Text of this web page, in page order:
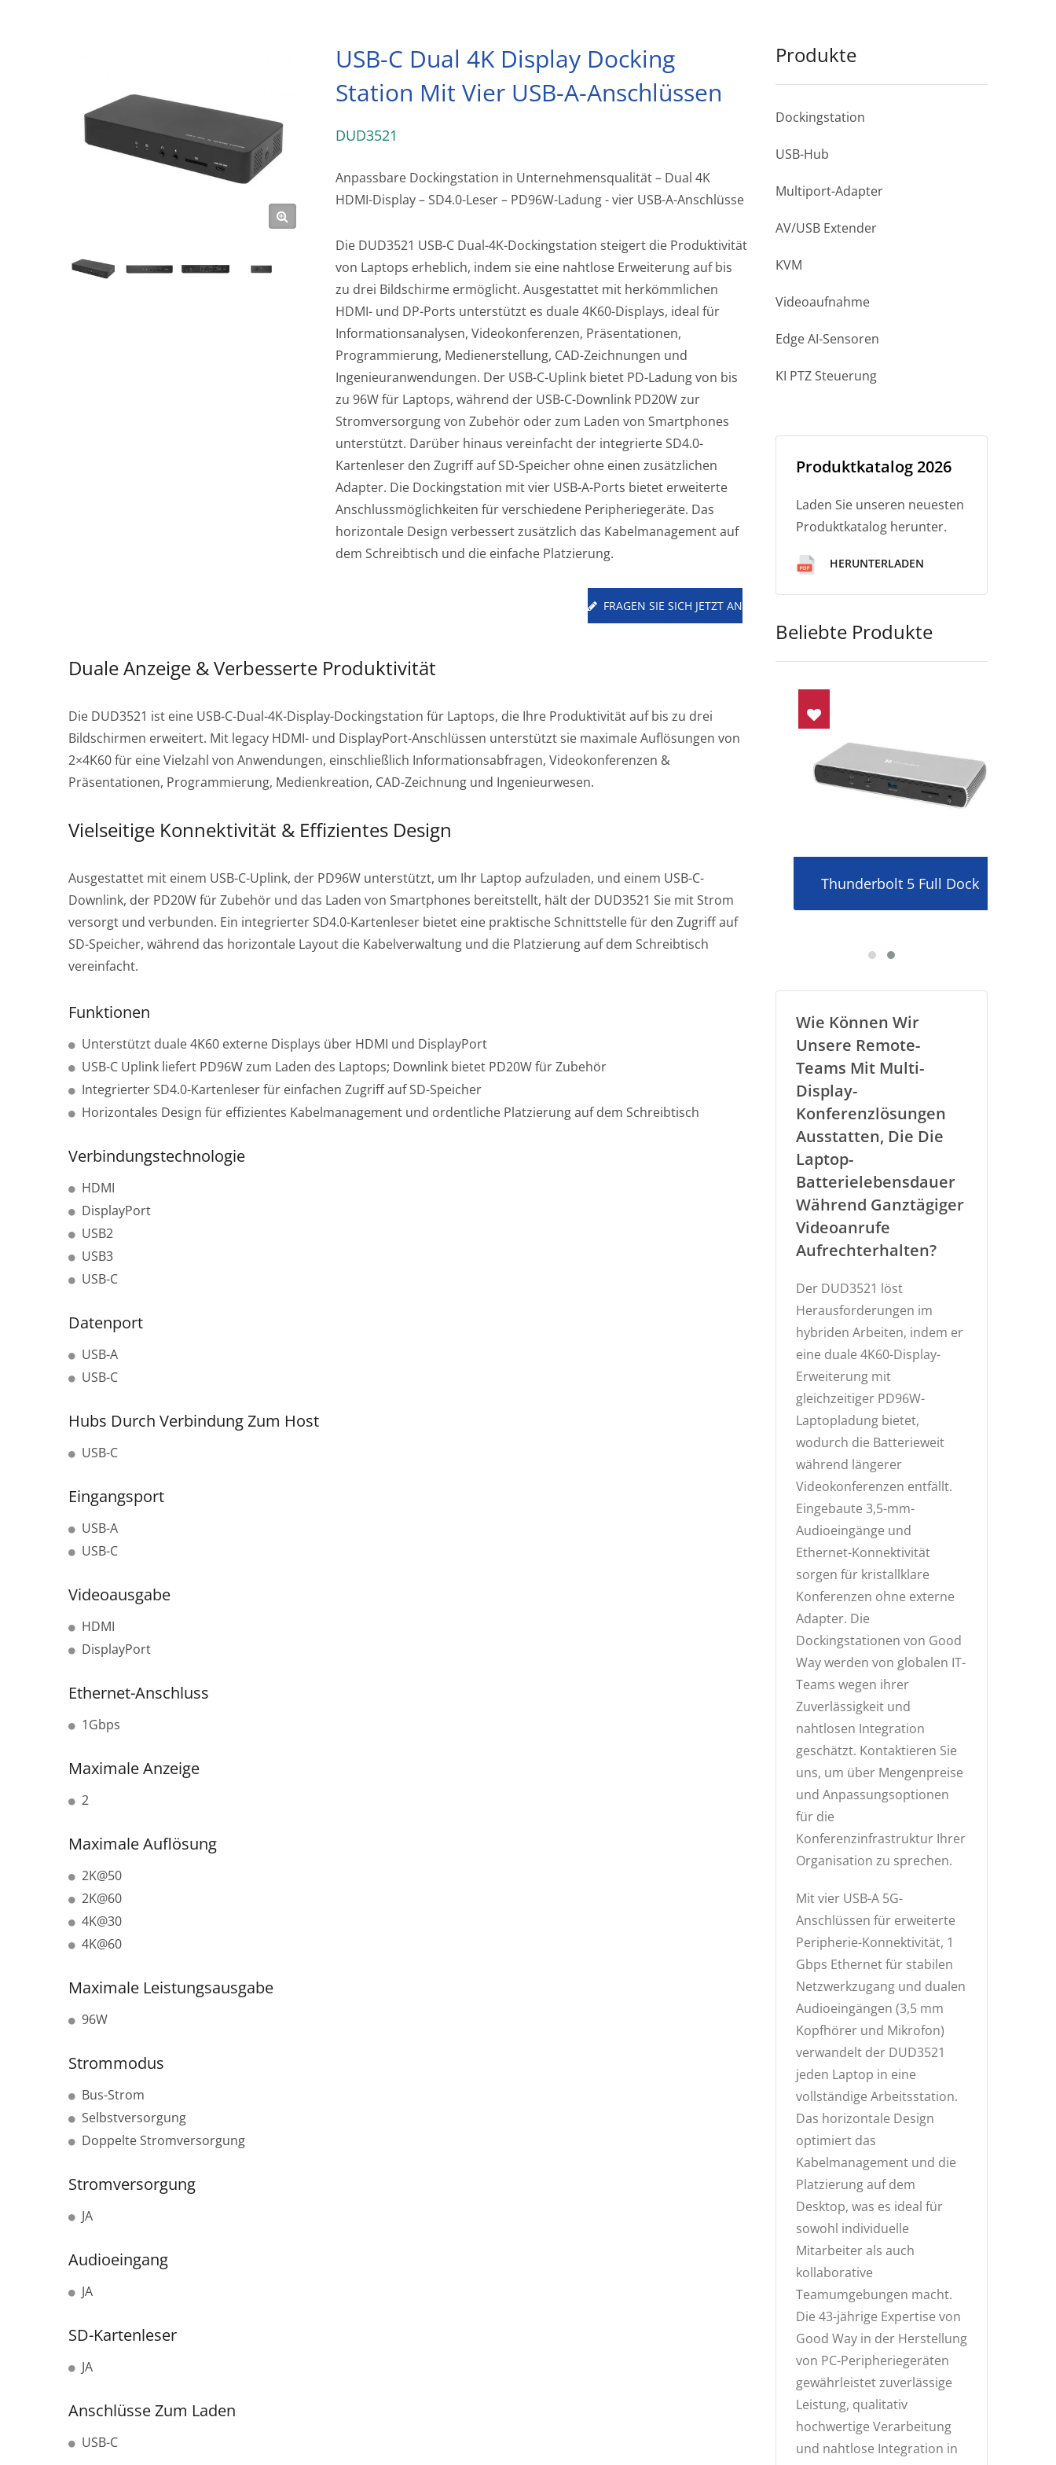
USB-C Dual 4K Display Docking
Station Mit Vier USB-A-Anschlüssen
DUD3521
Anpassbare Dockingstation in Unternehmensqualität – Dual 4K
HDMI-Display – SD4.0-Leser – PD96W-Ladung - vier USB-A-Anschlüsse
Die DUD3521 USB-C Dual-4K-Dockingstation steigert die Produktivität
von Laptops erheblich, indem sie eine nahtlose Erweiterung auf bis
zu drei Bildschirme ermöglicht. Ausgestattet mit herkömmlichen
HDMI- und DP-Ports unterstützt es duale 4K60-Displays, ideal für
Informationsanalysen, Videokonferenzen, Präsentationen,
Programmierung, Medienerstellung, CAD-Zeichnungen und
Ingenieuranwendungen. Der USB-C-Uplink bietet PD-Ladung von bis
zu 96W für Laptops, während der USB-C-Downlink PD20W zur
Stromversorgung von Zubehör oder zum Laden von Smartphones
unterstützt. Darüber hinaus vereinfacht der integrierte SD4.0-
Kartenleser den Zugriff auf SD-Speicher ohne einen zusätzlichen
Adapter. Die Dockingstation mit vier USB-A-Ports bietet erweiterte
Anschlussmöglichkeiten für verschiedene Peripheriegeräte. Das
horizontale Design verbessert zusätzlich das Kabelmanagement auf
dem Schreibtisch und die einfache Platzierung.
FRAGEN SIE SICH JETZT AN
Duale Anzeige & Verbesserte Produktivität
Die DUD3521 ist eine USB-C-Dual-4K-Display-Dockingstation für Laptops, die Ihre Produktivität auf bis zu drei
Bildschirmen erweitert. Mit legacy HDMI- und DisplayPort-Anschlüssen unterstützt sie maximale Auflösungen von
2×4K60 für eine Vielzahl von Anwendungen, einschließlich Informationsabfragen, Videokonferenzen &
Präsentationen, Programmierung, Medienkreation, CAD-Zeichnung und Ingenieurwesen.
Vielseitige Konnektivität & Effizientes Design
Ausgestattet mit einem USB-C-Uplink, der PD96W unterstützt, um Ihr Laptop aufzuladen, und einem USB-C-
Downlink, der PD20W für Zubehör und das Laden von Smartphones bereitstellt, hält der DUD3521 Sie mit Strom
versorgt und verbunden. Ein integrierter SD4.0-Kartenleser bietet eine praktische Schnittstelle für den Zugriff auf
SD-Speicher, während das horizontale Layout die Kabelverwaltung und die Platzierung auf dem Schreibtisch
vereinfacht.
Funktionen
Unterstützt duale 4K60 externe Displays über HDMI und DisplayPort
USB-C Uplink liefert PD96W zum Laden des Laptops; Downlink bietet PD20W für Zubehör
Integrierter SD4.0-Kartenleser für einfachen Zugriff auf SD-Speicher
Horizontales Design für effizientes Kabelmanagement und ordentliche Platzierung auf dem Schreibtisch
Verbindungstechnologie
HDMI
DisplayPort
USB2
USB3
USB-C
Datenport
USB-A
USB-C
Hubs Durch Verbindung Zum Host
USB-C
Eingangsport
USB-A
USB-C
Videoausgabe
HDMI
DisplayPort
Ethernet-Anschluss
1Gbps
Maximale Anzeige
2
Maximale Auflösung
2K@50
2K@60
4K@30
4K@60
Maximale Leistungsausgabe
96W
Strommodus
Bus-Strom
Selbstversorgung
Doppelte Stromversorgung
Stromversorgung
JA
Audioeingang
JA
SD-Kartenleser
JA
Anschlüsse Zum Laden
USB-C
Produkte
Dockingstation
USB-Hub
Multiport-Adapter
AV/USB Extender
KVM
Videoaufnahme
Edge AI-Sensoren
KI PTZ Steuerung
Produktkatalog 2026
Laden Sie unseren neuesten
Produktkatalog herunter.
HERUNTERLADEN
Beliebte Produkte
Drahtloser P2P-Display-
Dongle
Thunderbolt 5 Full Dock
Drahtloser P2P-Display-
Dongle
Thunderbolt 5 Full Dock
Wie Können Wir
Unsere Remote-
Teams Mit Multi-
Display-
Konferenzlösungen
Ausstatten, Die Die
Laptop-
Batterielebensdauer
Während Ganztägiger
Videoanrufe
Aufrechterhalten?
Der DUD3521 löst
Herausforderungen im
hybriden Arbeiten, indem er
eine duale 4K60-Display-
Erweiterung mit
gleichzeitiger PD96W-
Laptopladung bietet,
wodurch die Batterieweit
während längerer
Videokonferenzen entfällt.
Eingebaute 3,5-mm-
Audioeingänge und
Ethernet-Konnektivität
sorgen für kristallklare
Konferenzen ohne externe
Adapter. Die
Dockingstationen von Good
Way werden von globalen IT-
Teams wegen ihrer
Zuverlässigkeit und
nahtlosen Integration
geschätzt. Kontaktieren Sie
uns, um über Mengenpreise
und Anpassungsoptionen
für die
Konferenzinfrastruktur Ihrer
Organisation zu sprechen.
Mit vier USB-A 5G-
Anschlüssen für erweiterte
Peripherie-Konnektivität, 1
Gbps Ethernet für stabilen
Netzwerkzugang und dualen
Audioeingängen (3,5 mm
Kopfhörer und Mikrofon)
verwandelt der DUD3521
jeden Laptop in eine
vollständige Arbeitsstation.
Das horizontale Design
optimiert das
Kabelmanagement und die
Platzierung auf dem
Desktop, was es ideal für
sowohl individuelle
Mitarbeiter als auch
kollaborative
Teamumgebungen macht.
Die 43-jährige Expertise von
Good Way in der Herstellung
von PC-Peripheriegeräten
gewährleistet zuverlässige
Leistung, qualitativ
hochwertige Verarbeitung
und nahtlose Integration in